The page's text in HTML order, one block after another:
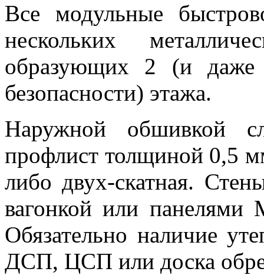
Все модульные
нескольких
образующих 2 (и
безопасности) этажа.
Наружной обшивкой
профлист толщиной 0,5
либо двух-скатная.
вагонкой или
Обязательно наличие
ДСП, ЦСП или доска